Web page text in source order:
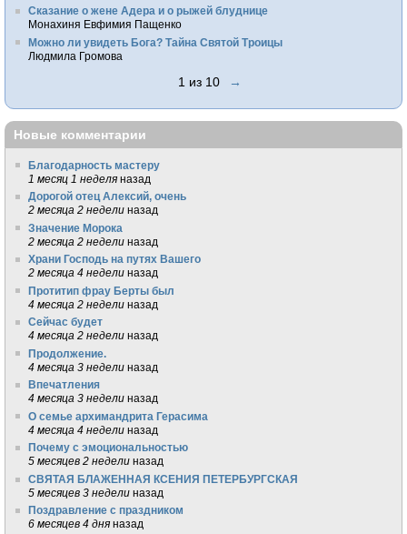
Сказание о жене Адера и о рыжей блуднице
Монахиня Евфимия Пащенко
Можно ли увидеть Бога? Тайна Святой Троицы
Людмила Громова
1 из 10 →
Новые комментарии
Благодарность мастеру
1 месяц 1 неделя назад
Дорогой отец Алексий, очень
2 месяца 2 недели назад
Значение Морока
2 месяца 2 недели назад
Храни Господь на путях Вашего
2 месяца 4 недели назад
Протитип фрау Берты был
4 месяца 2 недели назад
Сейчас будет
4 месяца 2 недели назад
Продолжение.
4 месяца 3 недели назад
Впечатления
4 месяца 3 недели назад
О семье архимандрита Герасима
4 месяца 4 недели назад
Почему с эмоциональностью
5 месяцев 2 недели назад
СВЯТАЯ БЛАЖЕННАЯ КСЕНИЯ ПЕТЕРБУРГСКАЯ
5 месяцев 3 недели назад
Поздравление с праздником
6 месяцев 4 дня назад